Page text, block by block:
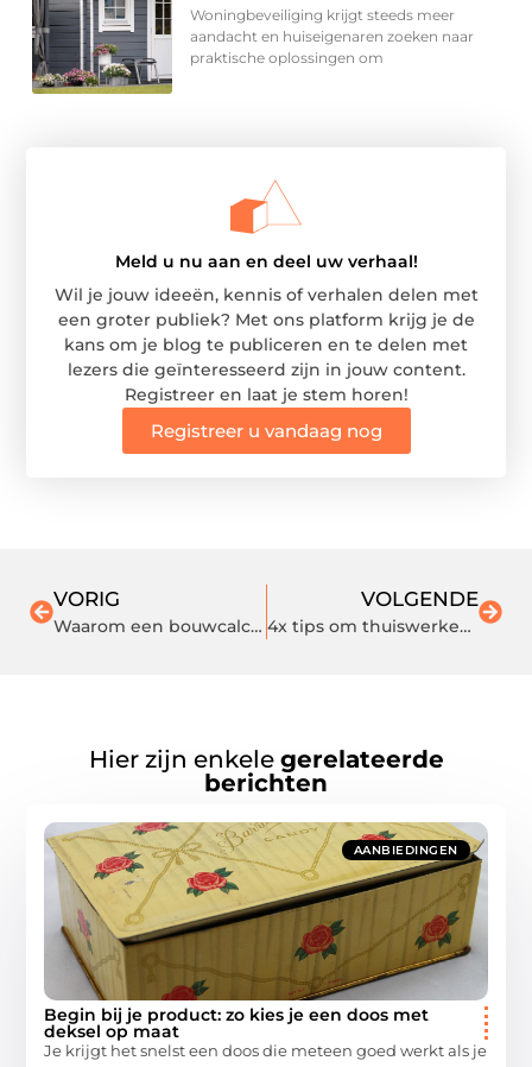
Woningbeveiliging krijgt steeds meer
aandacht en huiseigenaren zoeken naar
praktische oplossingen om
Meld u nu aan en deel uw verhaal!
Wil je jouw ideeën, kennis of verhalen delen met
een groter publiek? Met ons platform krijg je de
kans om je blog te publiceren en te delen met
lezers die geïnteresseerd zijn in jouw content.
Registreer en laat je stem horen!
Registreer u vandaag nog
VORIG
Waarom een bouwcalculator een aanrader is
VOLGENDE
4x tips om thuiswerken leuker te maken
Hier zijn enkele gerelateerde
berichten
AANBIEDINGEN
Begin bij je product: zo kies je een doos met
deksel op maat
Je krijgt het snelst een doos die meteen goed werkt als je